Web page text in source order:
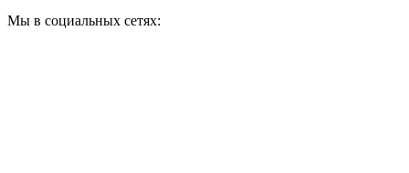
Мы в социальных сетях: